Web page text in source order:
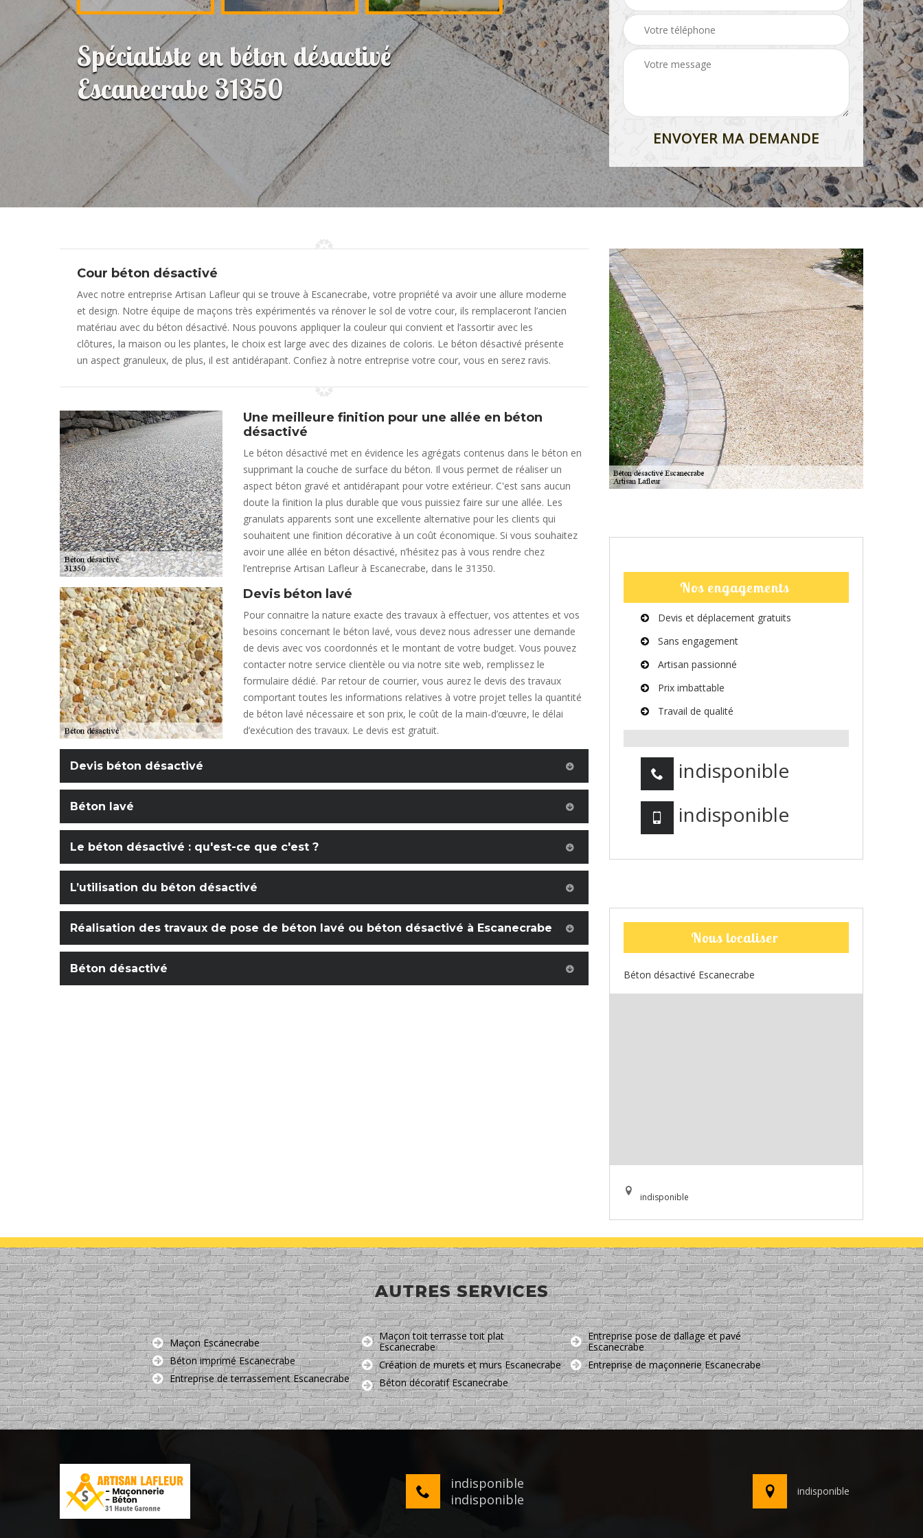
Spécialiste en béton désactivé
Escanecrabe 31350
Cour béton désactivé
Avec notre entreprise Artisan Lafleur qui se trouve à Escanecrabe, votre propriété va avoir une allure moderne
et design. Notre équipe de maçons très expérimentés va rénover le sol de votre cour, ils remplaceront l’ancien
matériau avec du béton désactivé. Nous pouvons appliquer la couleur qui convient et l’assortir avec les
clôtures, la maison ou les plantes, le choix est large avec des dizaines de coloris. Le béton désactivé présente
un aspect granuleux, de plus, il est antidérapant. Confiez à notre entreprise votre cour, vous en serez ravis.
Une meilleure finition pour une allée en béton
désactivé
Le béton désactivé met en évidence les agrégats contenus dans le béton en
supprimant la couche de surface du béton. Il vous permet de réaliser un
aspect béton gravé et antidérapant pour votre extérieur. C'est sans aucun
doute la finition la plus durable que vous puissiez faire sur une allée. Les
granulats apparents sont une excellente alternative pour les clients qui
souhaitent une finition décorative à un coût économique. Si vous souhaitez
avoir une allée en béton désactivé, n’hésitez pas à vous rendre chez
l’entreprise Artisan Lafleur à Escanecrabe, dans le 31350.
Devis béton lavé
Pour connaitre la nature exacte des travaux à effectuer, vos attentes et vos
besoins concernant le béton lavé, vous devez nous adresser une demande
de devis avec vos coordonnés et le montant de votre budget. Vous pouvez
contacter notre service clientèle ou via notre site web, remplissez le
formulaire dédié. Par retour de courrier, vous aurez le devis des travaux
comportant toutes les informations relatives à votre projet telles la quantité
de béton lavé nécessaire et son prix, le coût de la main-d’œuvre, le délai
d’exécution des travaux. Le devis est gratuit.
Devis béton désactivé
Béton lavé
Le béton désactivé : qu'est-ce que c'est ?
L’utilisation du béton désactivé
Réalisation des travaux de pose de béton lavé ou béton désactivé à Escanecrabe
Béton désactivé
Nos engagements
Devis et déplacement gratuits
Sans engagement
Artisan passionné
Prix imbattable
Travail de qualité
indisponible
indisponible
Nous localiser
Béton désactivé Escanecrabe
indisponible
AUTRES SERVICES
Maçon Escanecrabe
Béton imprimé Escanecrabe
Entreprise de terrassement Escanecrabe
Maçon toit terrasse toit plat
Escanecrabe
Création de murets et murs Escanecrabe
Béton décoratif Escanecrabe
Entreprise pose de dallage et pavé
Escanecrabe
Entreprise de maçonnerie Escanecrabe
indisponible
indisponible
indisponible